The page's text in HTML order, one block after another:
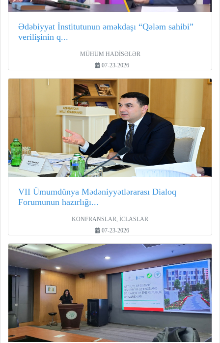
Ədəbiyyat İnstitutunun əməkdaşı “Qələm sahibi”
verilişinin q...
MÜHÜM HADİSƏLƏR
07-23-2026
VII Ümumdünya Mədəniyyətlərarası Dialoq
Forumunun hazırlığı...
KONFRANSLAR, İCLASLAR
07-23-2026